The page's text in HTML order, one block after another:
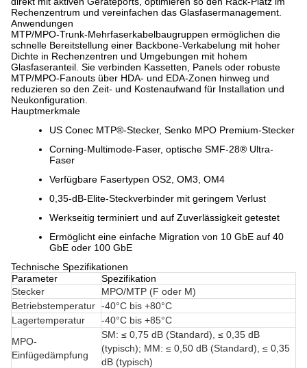
Rechenzentrum und vereinfachen das Glasfasermanagement.
Anwendungen
MTP/MPO-Trunk-Mehrfaserkabelbaugruppen ermöglichen die
schnelle Bereitstellung einer Backbone-Verkabelung mit hoher
Dichte in Rechenzentren und Umgebungen mit hohem
Glasfaseranteil. Sie verbinden Kassetten, Panels oder robuste
MTP/MPO-Fanouts über HDA- und EDA-Zonen hinweg und
reduzieren so den Zeit- und Kostenaufwand für Installation und
Neukonfiguration.
Hauptmerkmale
US Conec MTP®-Stecker, Senko MPO Premium-Stecker
Corning-Multimode-Faser, optische SMF-28® Ultra-
Faser
Verfügbare Fasertypen OS2, OM3, OM4
0,35-dB-Elite-Steckverbinder mit geringem Verlust
Werkseitig terminiert und auf Zuverlässigkeit getestet
Ermöglicht eine einfache Migration von 10 GbE auf 40
GbE oder 100 GbE
Technische Spezifikationen
Parameter
Spezifikation
Stecker
MPO/MTP (F oder M)
Betriebstemperatur -40°C bis +80°C
Lagertemperatur
-40°C bis +85°C
MPO-
Einfügedämpfung
SM: ≤ 0,75 dB (Standard), ≤ 0,35 dB
(typisch); MM: ≤ 0,50 dB (Standard), ≤ 0,35
dB (typisch)